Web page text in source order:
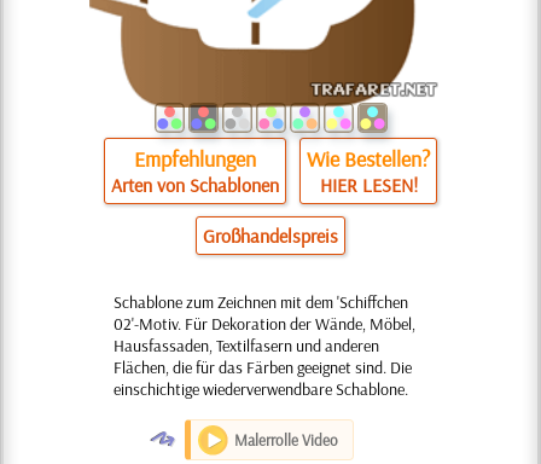
Empfehlungen
Arten von Schablonen
Wie Bestellen?
HIER LESEN!
Großhandelspreis
Schablone zum Zeichnen mit dem 'Schiffchen
02'-Motiv. Für Dekoration der Wände, Möbel,
Hausfassaden, Textilfasern und anderen
Flächen, die für das Färben geeignet sind. Die
einschichtige wiederverwendbare Schablone.
O Malerrolle Video